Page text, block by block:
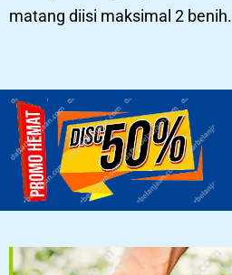
matang diisi maksimal 2 benih.